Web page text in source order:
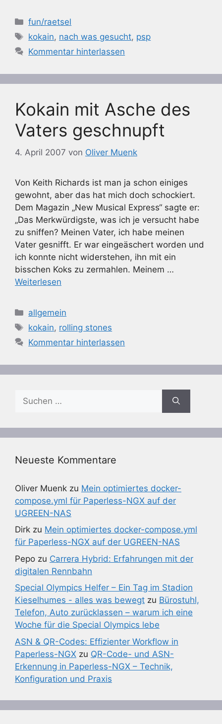
Kategorien
fun/raetsel
Schlagwörter
kokain, nach was gesucht, psp
Kommentar hinterlassen
Kokain mit Asche des
Vaters geschnupft
4. April 2007 von Oliver Muenk
Von Keith Richards ist man ja schon einiges
gewohnt, aber das hat mich doch schockiert.
Dem Magazin „New Musical Express“ sagte er:
„Das Merkwürdigste, was ich je versucht habe
zu sniffen? Meinen Vater, ich habe meinen
Vater gesnifft. Er war eingeäschert worden und
ich konnte nicht widerstehen, ihn mit ein
bisschen Koks zu zermahlen. Meinem …
Weiterlesen
Kategorien
allgemein
Schlagwörter
kokain, rolling stones
Kommentar hinterlassen
nach:
Neueste Kommentare
Oliver Muenk zu Mein optimiertes docker-
compose.yml für Paperless-NGX auf der
UGREEN-NAS
Dirk zu Mein optimiertes docker-compose.yml
für Paperless-NGX auf der UGREEN-NAS
Pepo zu Carrera Hybrid: Erfahrungen mit der
digitalen Rennbahn
Special Olympics Helfer – Ein Tag im Stadion
Kieselhumes - alles was bewegt zu Bürostuhl,
Telefon, Auto zurücklassen – warum ich eine
Woche für die Special Olympics lebe
ASN & QR-Codes: Effizienter Workflow in
Paperless-NGX zu QR-Code- und ASN-
Erkennung in Paperless-NGX – Technik,
Konfiguration und Praxis